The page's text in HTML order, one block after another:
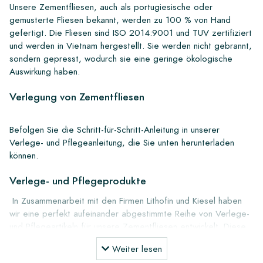
Unsere Zementfliesen, auch als portugiesische oder
gemusterte Fliesen bekannt, werden zu 100 % von Hand
gefertigt. Die Fliesen sind ISO 2014:9001 und TUV zertifiziert
und werden in Vietnam hergestellt. Sie werden nicht gebrannt,
sondern gepresst, wodurch sie eine geringe ökologische
Auswirkung haben.
Verlegung von Zementfliesen
Befolgen Sie die Schritt-für-Schritt-Anleitung in unserer
Verlege- und Pflegeanleitung, die Sie unten herunterladen
können.
Verlege- und Pflegeprodukte
In Zusammenarbeit mit den Firmen Lithofin und Kiesel haben
wir eine perfekt aufeinander abgestimmte Reihe von Verlege-
und Pflegeartikeln für unsere Zementfliesen entwickelt. Diese
Produkte können Sie bei uns bestellen. Alle Informationen zu
den Pflegeprodukten können Sie unten herunterladen.
Weiter lesen